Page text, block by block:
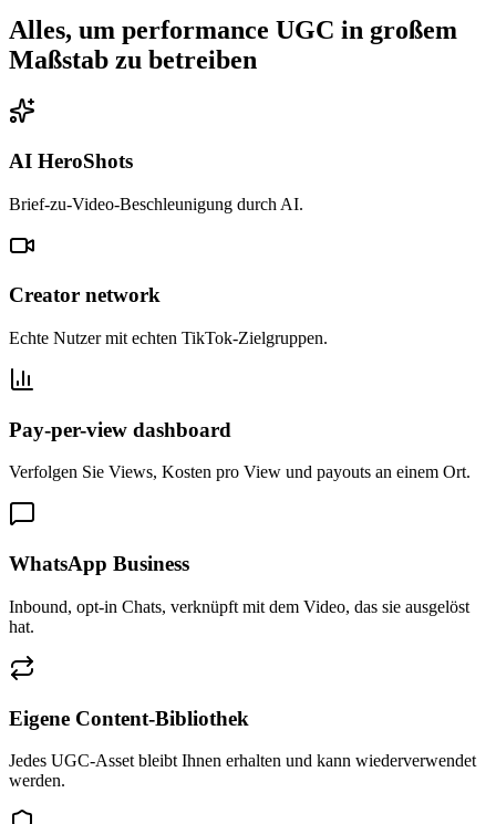
Alles, um performance UGC in großem
Maßstab zu betreiben
AI HeroShots
Brief-zu-Video-Beschleunigung durch AI.
Creator network
Echte Nutzer mit echten TikTok-Zielgruppen.
Pay-per-view dashboard
Verfolgen Sie Views, Kosten pro View und payouts an einem Ort.
WhatsApp Business
Inbound, opt-in Chats, verknüpft mit dem Video, das sie ausgelöst
hat.
Eigene Content-Bibliothek
Jedes UGC-Asset bleibt Ihnen erhalten und kann wiederverwendet
werden.